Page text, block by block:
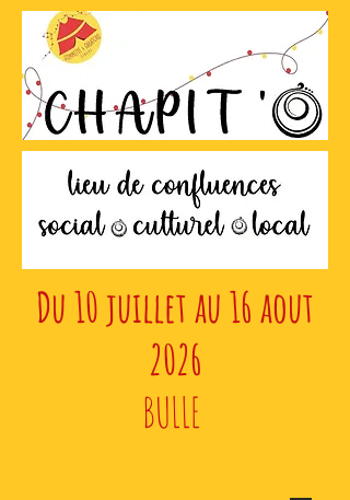
Du 10 juillet au 16 aout
2026
BULLE